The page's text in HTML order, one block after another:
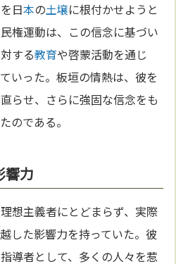
日本の土壌に根付かせようと
権運動は、この信念に基づい
する教育や啓蒙活動を通じ
いった。板垣の情熱は、彼を
らせ、さらに強固な信念をも
のである。
響力
想主義者にとどまらず、実際
した影響力を持っていた。彼
導者として、多くの人々を惹